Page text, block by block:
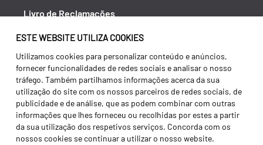
ESTE WEBSITE UTILIZA COOKIES
Utilizamos cookies para personalizar conteúdo e anúncios,
fornecer funcionalidades de redes sociais e analisar o nosso
tráfego. Também partilhamos informações acerca da sua
utilização do site com os nossos parceiros de redes sociais, de
publicidade e de análise, que as podem combinar com outras
informações que lhes forneceu ou recolhidas por estes a partir
da sua utilização dos respetivos serviços. Concorda com os
nossos cookies se continuar a utilizar o nosso website.
Livro de Reclamações
Política de Privacidade
Canal de Denúncias (RGPC)
Termos e condições